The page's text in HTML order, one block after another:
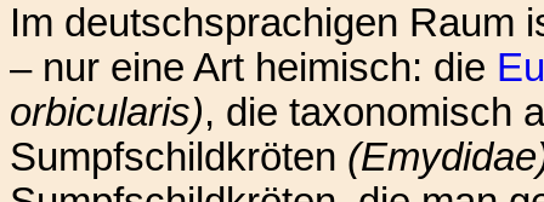
Im deutschsprachigen Raum
– nur eine Art heimisch: die
orbicularis), die taxonomisch
Sumpfschildkröten